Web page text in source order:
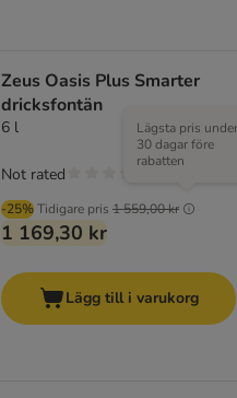
Zeus Oasis Plus Smarter
dricksfontän
6 l
-25%Tidigare pris 1 559,00 kr
Lägsta pris under
30 dagar före
rabatten
1 169,30 kr
Not rated
Lägg till i varukorg